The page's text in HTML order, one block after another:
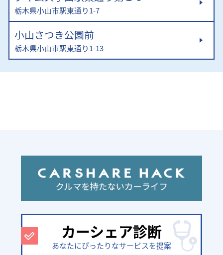
栃木県小山市駅東通り1-7
小山さつき公園前
栃木県小山市駅東通り1-13
カーシェア診断
あなたにぴったりなサービスを提案